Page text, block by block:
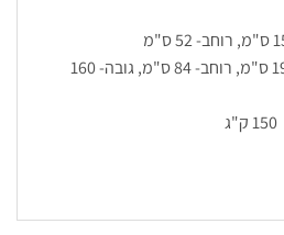
מידות המכשיר: אורך- 191 ס"מ, רוחב- 84 ס"מ, גובה- 160